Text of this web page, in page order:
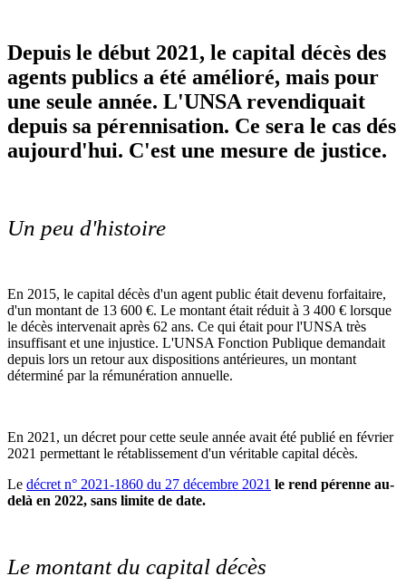
Depuis le début 2021, le capital décès des
agents publics a été amélioré, mais pour
une seule année. L'UNSA revendiquait
depuis sa pérennisation. Ce sera le cas dés
aujourd'hui. C'est une mesure de justice.
Un peu d'histoire
En 2015, le capital décès d'un agent public était devenu forfaitaire,
d'un montant de 13 600 €. Le montant était réduit à 3 400 € lorsque
le décès intervenait après 62 ans. Ce qui était pour l'UNSA très
insuffisant et une injustice. L'UNSA Fonction Publique demandait
depuis lors un retour aux dispositions antérieures, un montant
déterminé par la rémunération annuelle.
En 2021, un décret pour cette seule année avait été publié en février
2021 permettant le rétablissement d'un véritable capital décès.
Le décret n° 2021-1860 du 27 décembre 2021 le rend pérenne au-
delà en 2022, sans limite de date.
Le montant du capital décès